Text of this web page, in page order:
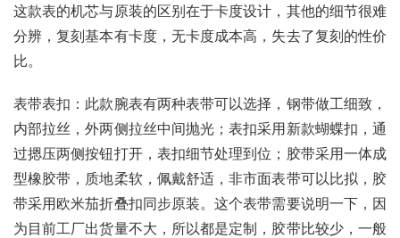
这款表的机芯与原装的区别在于卡度设计，其他的细节很难
分辨，复刻基本有卡度，无卡度成本高，失去了复刻的性价
比。
表带表扣：此款腕表有两种表带可以选择，钢带做工细致，
内部拉丝，外两侧拉丝中间抛光；表扣采用新款蝴蝶扣，通
过摁压两侧按钮打开，表扣细节处理到位；胶带采用一体成
型橡胶带，质地柔软，佩戴舒适，非市面表带可以比拟，胶
带采用欧米茄折叠扣同步原装。这个表带需要说明一下，因
为目前工厂出货量不大，所以都是定制，胶带比较少，一般